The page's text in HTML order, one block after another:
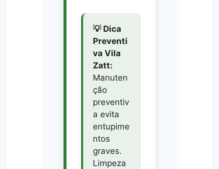
💡 Dica
Preventi
va Vila
Zatt:
Manuten
ção
preventiv
a evita
entupime
ntos
graves.
Limpeza